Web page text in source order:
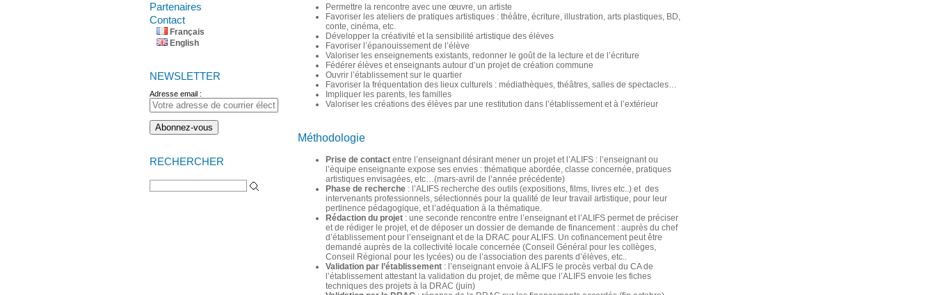
Partenaires
Contact
Français
English
NEWSLETTER
Adresse email :
RECHERCHER
Rechercher :
Permettre la rencontre avec une œuvre, un artiste
Favoriser les ateliers de pratiques artistiques : théâtre, écriture, illustration, arts plastiques, BD,
conte, cinéma, etc.
Développer la créativité et la sensibilité artistique des élèves
Favoriser l’épanouissement de l’élève
Valoriser les enseignements existants, redonner le goût de la lecture et de l’écriture
Fédérer élèves et enseignants autour d’un projet de création commune
Ouvrir l’établissement sur le quartier
Favoriser la fréquentation des lieux culturels : médiathèques, théâtres, salles de spectacles…
Impliquer les parents, les familles
Valoriser les créations des élèves par une restitution dans l’établissement et à l’extérieur
Méthodologie
Prise de contactentre l’enseignant désirant mener un projet et l’ALIFS : l’enseignant ou
l’équipe enseignante expose ses envies : thématique abordée, classe concernée, pratiques
artistiques envisagées, etc…(mars-avril de l’année précédente)
Phase de recherche: l’ALIFS recherche des outils (expositions, films, livres etc..) et des
intervenants professionnels, sélectionnés pour la qualité de leur travail artistique, pour leur
pertinence pédagogique, et l’adéquation à la thématique.
Rédaction du projet: une seconde rencontre entre l’enseignant et l’ALIFS permet de préciser
et de rédiger le projet, et de déposer un dossier de demande de financement : auprès du chef
d’établissement pour l’enseignant et de la DRAC pour ALIFS. Un cofinancement peut être
demandé auprès de la collectivité locale concernée (Conseil Général pour les collèges,
Conseil Régional pour les lycées) ou de l’association des parents d’élèves, etc..
Validation par l’établissement: l’enseignant envoie à ALIFS le procès verbal du CA de
l’établissement attestant la validation du projet, de même que l’ALIFS envoie les fiches
techniques des projets à la DRAC (juin)